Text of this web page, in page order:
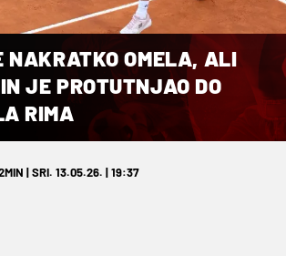
NAKRATKO OMELA, ALI
JE PROTUTNJAO DO
RIMA
| SRI. 13.05.26. | 19:37